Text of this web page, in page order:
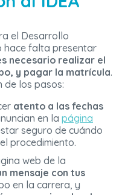
el Desarrollo
hace falta presentar
necesario realizar el
y pagar la matrícula.
de los pasos:
atento a las fechas
en la página
seguro de cuándo
procedimiento.
web de la
mensaje con tus
en la carrera, y